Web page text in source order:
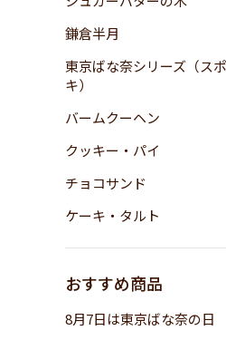
鎌倉半月
東京ばな奈シリーズ（ス
キ）
バームクーヘン
クッキー・パイ
チョコサンド
ケーキ・タルト
おすすめ商品
8月7日は東京ばな奈の日